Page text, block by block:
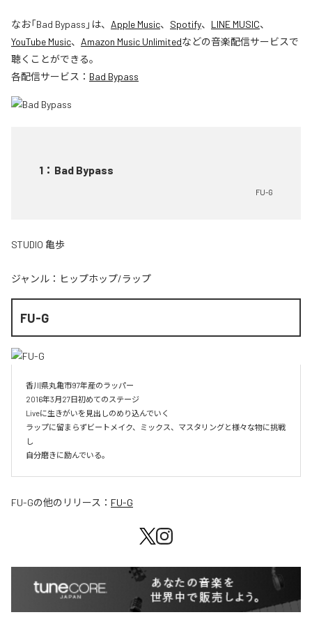
なお「Bad Bypass 」は、 Apple Music、 Spotify、 LINE MUSIC、
YouTube Music、 Amazon Music Unlimitedなどの音楽配信サービスで
聴くことができる。
各配信サービス： Bad Bypass
1 ： Bad Bypass
FU-G
STUDIO 亀歩
ジャンル： ヒップホップ/ラップ
FU-G
香川県丸亀市97年産のラッパー
2016年3月27日初めてのステージ
Liveに生きがいを見出しのめり込んでいく
ラップに留まらずビートメイク、ミックス、マスタリングと様々な物に挑戦
し
自分磨きに励んでいる。
FU-Gの他のリリース： FU-G